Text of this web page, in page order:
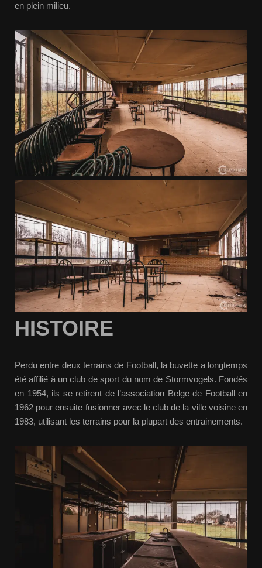
en plein milieu.
HISTOIRE
Perdu entre deux terrains de Football, la buvette a longtemps
été affilié à un club de sport du nom de Stormvogels. Fondés
en 1954, ils se retirent de l’association Belge de Football en
1962 pour ensuite fusionner avec le club de la ville voisine en
1983, utilisant les terrains pour la plupart des entrainements.